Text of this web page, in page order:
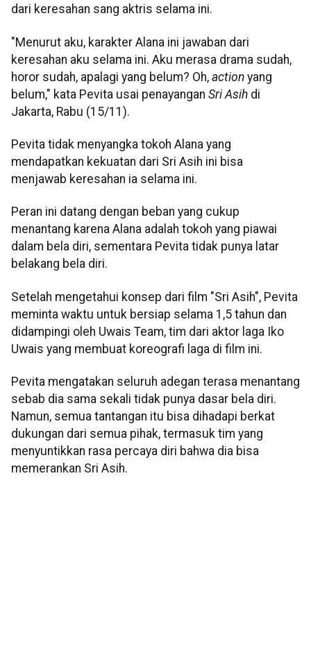
dari keresahan sang aktris selama ini.
"Menurut aku, karakter Alana ini jawaban dari
keresahan aku selama ini. Aku merasa drama sudah,
horor sudah, apalagi yang belum? Oh, action yang
belum," kata Pevita usai penayangan Sri Asih di
Jakarta, Rabu (15/11).
Pevita tidak menyangka tokoh Alana yang
mendapatkan kekuatan dari Sri Asih ini bisa
menjawab keresahan ia selama ini.
Peran ini datang dengan beban yang cukup
menantang karena Alana adalah tokoh yang piawai
dalam bela diri, sementara Pevita tidak punya latar
belakang bela diri.
Setelah mengetahui konsep dari film "Sri Asih", Pevita
meminta waktu untuk bersiap selama 1,5 tahun dan
didampingi oleh Uwais Team, tim dari aktor laga Iko
Uwais yang membuat koreografi laga di film ini.
Pevita mengatakan seluruh adegan terasa menantang
sebab dia sama sekali tidak punya dasar bela diri.
Namun, semua tantangan itu bisa dihadapi berkat
dukungan dari semua pihak, termasuk tim yang
menyuntikkan rasa percaya diri bahwa dia bisa
memerankan Sri Asih.